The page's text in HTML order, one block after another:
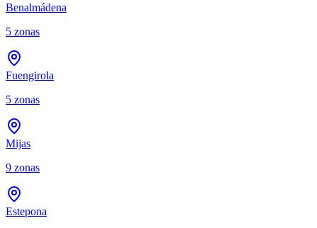
Benalmádena
5 zonas
Fuengirola
5 zonas
Mijas
9 zonas
Estepona